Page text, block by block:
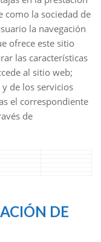
como la sociedad de
la navegación
ofrece este sitio
las características
al sitio web;
de los servicios
el correspondiente
de
DE